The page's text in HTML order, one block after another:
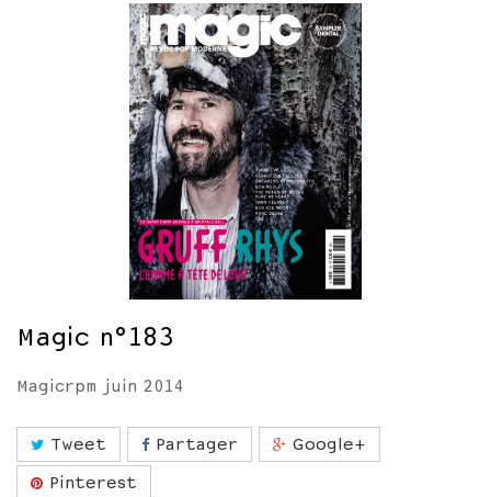
Magic n°183
Magicrpm juin 2014
Tweet Partager
Google+
Pinterest